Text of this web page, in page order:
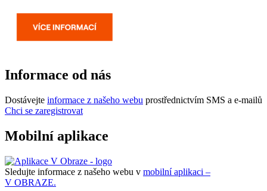
Informace od nás
Dostávejte informace z našeho webu prostřednictvím SMS a e-mailů
Chci se zaregistrovat
Mobilní aplikace
Sledujte informace z našeho webu v mobilní aplikaci –
V OBRAZE.